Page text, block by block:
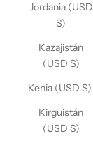
Jordania (USD
$)
Kazajistán
(USD $)
Kenia (USD $)
Kirguistán
(USD $)